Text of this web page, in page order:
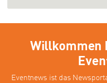
Willkommen
Eventnews ist das